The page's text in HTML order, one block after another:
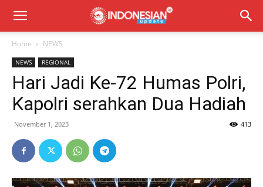
Home NEWS
NEWS REGIONAL
Hari Jadi Ke-72 Humas Polri,
Kapolri serahkan Dua Hadiah
November 1, 2023 413